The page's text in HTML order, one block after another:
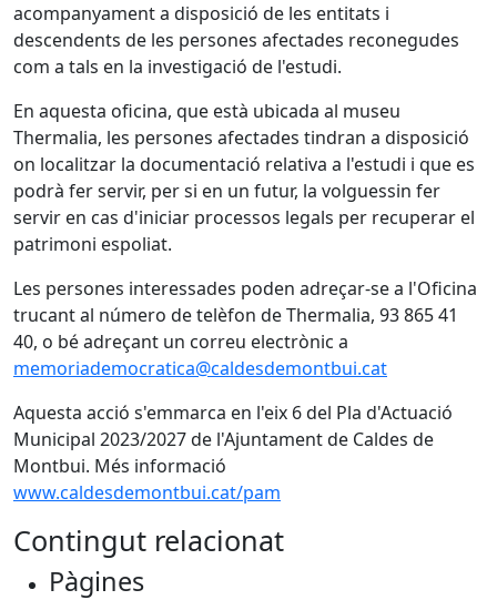
acompanyament a disposició de les entitats i
descendents de les persones afectades reconegudes
com a tals en la investigació de l'estudi.
En aquesta oficina, que està ubicada al museu
Thermalia, les persones afectades tindran a disposició
on localitzar la documentació relativa a l'estudi i que es
podrà fer servir, per si en un futur, la volguessin fer
servir en cas d'iniciar processos legals per recuperar el
patrimoni espoliat.
Les persones interessades poden adreçar-se a l'Oficina
trucant al número de telèfon de Thermalia, 93 865 41
40, o bé adreçant un correu electrònic a
memoriademocratica@caldesdemontbui.cat
Aquesta acció s'emmarca en l'eix 6 del Pla d'Actuació
Municipal 2023/2027 de l'Ajuntament de Caldes de
Montbui. Més informació
www.caldesdemontbui.cat/pam
Contingut relacionat
Pàgines